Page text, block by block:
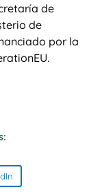
de
de
por la